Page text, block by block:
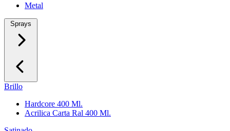
Metal
Sprays
Brillo
Hardcore 400 Ml.
Acrilica Carta Ral 400 Ml.